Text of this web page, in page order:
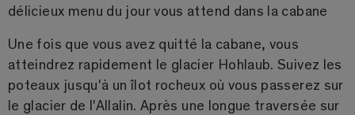
délicieux menu du jour vous attend dans la cabane
Une fois que vous avez quitté la cabane, vous
atteindrez rapidement le glacier Hohlaub. Suivez les
poteaux jusqu'à un îlot rocheux où vous passerez sur
le glacier de l'Allalin. Après une longue traversée sur